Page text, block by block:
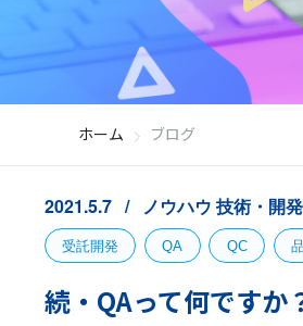
ホーム ブログ
2021.5.7 ノウハウ 技術・開
受託開発 QA QC
続・QAって何です